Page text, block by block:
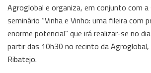
Agroglobal e organiza, em conjunto com a
seminário “Vinha e Vinho: uma fileira com
enorme potencial” que irá realizar-se no
partir das 10h30 no recinto da Agroglobal,
Ribatejo.